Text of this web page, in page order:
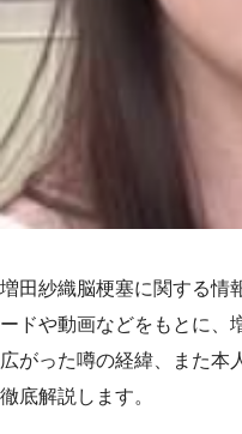
増田紗織脳梗塞に関する情
ードや動画などをもとに、
広がった噂の経緯、また本
徹底解説します。